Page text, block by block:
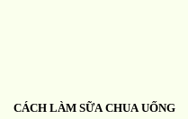
CÁCH LÀM SỮA CHUA UỐNG